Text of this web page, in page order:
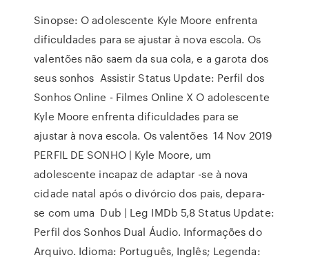
Sinopse: O adolescente Kyle Moore enfrenta
dificuldades para se ajustar à nova escola. Os
valentões não saem da sua cola, e a garota dos
seus sonhos Assistir Status Update: Perfil dos
Sonhos Online - Filmes Online X O adolescente
Kyle Moore enfrenta dificuldades para se
ajustar à nova escola. Os valentões 14 Nov 2019
PERFIL DE SONHO | Kyle Moore, um
adolescente incapaz de adaptar -se à nova
cidade natal após o divórcio dos pais, depara-
se com uma Dub | Leg IMDb 5,8 Status Update:
Perfil dos Sonhos Dual Áudio. Informações do
Arquivo. Idioma: Português, Inglês; Legenda: